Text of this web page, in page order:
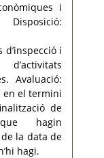
i
i
Avaluació:
en el termini
de
hagin
la data de
hagi.